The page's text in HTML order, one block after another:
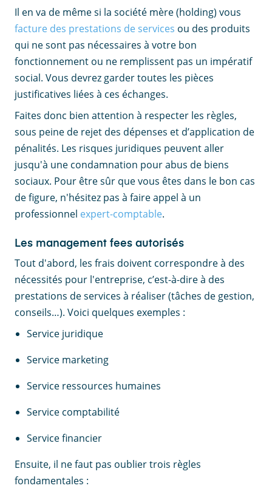
Il en va de même si la société mère (holding) vous
facture des prestations de services ou des produits
qui ne sont pas nécessaires à votre bon
fonctionnement ou ne remplissent pas un impératif
social. Vous devrez garder toutes les pièces
justificatives liées à ces échanges.
Faites donc bien attention à respecter les règles,
sous peine de rejet des dépenses et d’application de
pénalités. Les risques juridiques peuvent aller
jusqu'à une condamnation pour abus de biens
sociaux. Pour être sûr que vous êtes dans le bon cas
de figure, n'hésitez pas à faire appel à un
professionnel expert-comptable.
Les management fees autorisés
Tout d'abord, les frais doivent correspondre à des
nécessités pour l'entreprise, c’est-à-dire à des
prestations de services à réaliser (tâches de gestion,
conseils…). Voici quelques exemples :
Service juridique
Service marketing
Service ressources humaines
Service comptabilité
Service financier
Ensuite, il ne faut pas oublier trois règles
fondamentales :